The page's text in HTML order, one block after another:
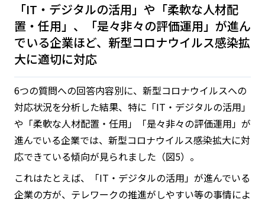
「IT・デジタルの活用」や「柔軟な人材配
置・任用」、「是々非々の評価運用」が進ん
でいる企業ほど、新型コロナウイルス感染拡
大に適切に対応
6つの質問への回答内容別に、新型コロナウイルスへの
対応状況を分析した結果、特に「IT・デジタルの活用」
や「柔軟な人材配置・任用」「是々非々の評価運用」が
進んでいる企業では、新型コロナウイルス感染拡大に対
応できている傾向が見られました（図5）。
これはたとえば、「IT・デジタルの活用」が進んでいる
企業の方が、テレワークの推進がしやすい等の事情によ